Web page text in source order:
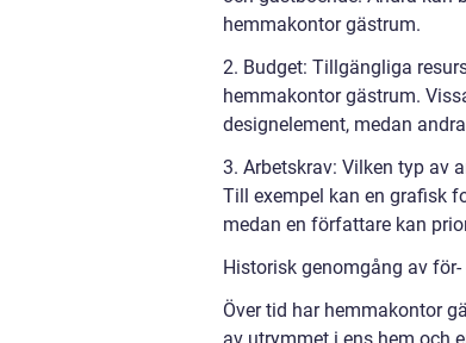
hemmakontor gästrum.
2. Budget: Tillgängliga
hemmakontor gästrum.
designelement, medan
3. Arbetskrav: Vilken typ av
Till exempel kan en grafisk
medan en författare kan
Historisk genomgång av
Över tid har hemmakontor
av utrymmet i ens hem och